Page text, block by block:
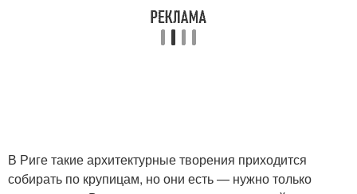
В Риге такие архитектурные творения приходится
собирать по крупицам, но они есть — нужно только